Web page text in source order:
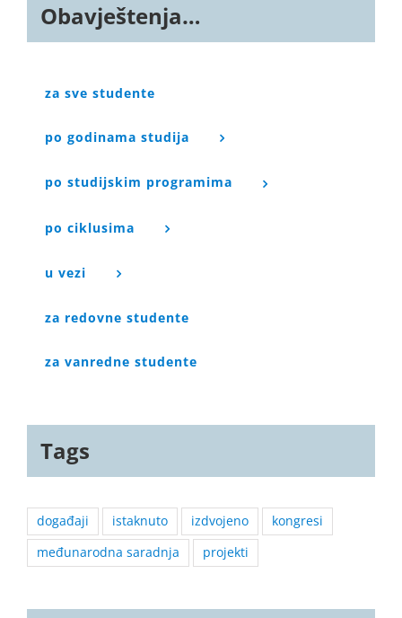
Obavještenja…
za sve studente
po godinama studija
po studijskim programima
po ciklusima
u vezi
za redovne studente
za vanredne studente
Tags
događaji istaknuto izdvojeno
kongresi
međunarodna saradnja
projekti